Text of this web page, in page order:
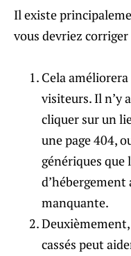
Il existe
vous devriez
Cela améliorera
visiteurs. Il n’y
cliquer sur un
une page 404,
génériques que
d’hébergement
manquante.
cassés peut